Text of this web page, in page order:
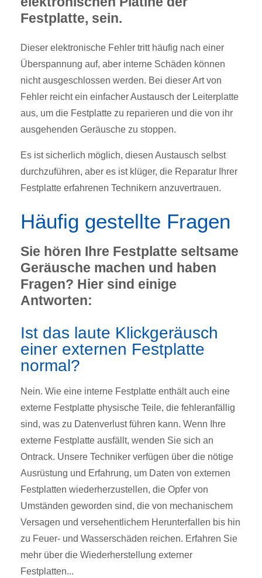
Festplatte, sein.
Dieser elektronische Fehler tritt häufig nach einer
Überspannung auf, aber interne Schäden können
nicht ausgeschlossen werden. Bei dieser Art von
Fehler reicht ein einfacher Austausch der Leiterplatte
aus, um die Festplatte zu reparieren und die von ihr
ausgehenden Geräusche zu stoppen.
Es ist sicherlich möglich, diesen Austausch selbst
durchzuführen, aber es ist klüger, die Reparatur Ihrer
Festplatte erfahrenen Technikern anzuvertrauen.
Häufig gestellte Fragen
Sie hören Ihre Festplatte seltsame
Geräusche machen und haben
Fragen? Hier sind einige
Antworten:
Ist das laute Klickgeräusch
einer externen Festplatte
normal?
Nein. Wie eine interne Festplatte enthält auch eine
externe Festplatte physische Teile, die fehleranfällig
sind, was zu Datenverlust führen kann. Wenn Ihre
externe Festplatte ausfällt, wenden Sie sich an
Ontrack. Unsere Techniker verfügen über die nötige
Ausrüstung und Erfahrung, um Daten von externen
Festplatten wiederherzustellen, die Opfer von
Umständen geworden sind, die von mechanischem
Versagen und versehentlichem Herunterfallen bis hin
zu Feuer- und Wasserschäden reichen. Erfahren Sie
mehr über die Wiederherstellung externer
Festplatten...